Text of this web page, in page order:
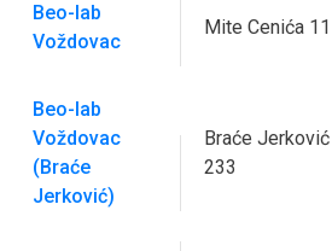
Beo-lab
Voždovac
Mite Cenića 11
Beo-lab
Voždovac
(Braće
Jerković)
Braće Jerković
233